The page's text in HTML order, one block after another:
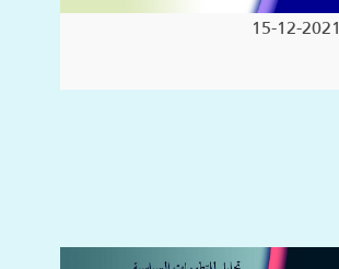
15-12-2021